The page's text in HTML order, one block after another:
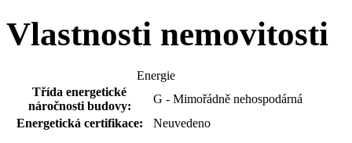
Vlastnosti nemovitosti
Energie
Třída energetické
náročnosti budovy:
G - Mimořádně nehospodárná
Energetická certifikace:
Neuvedeno